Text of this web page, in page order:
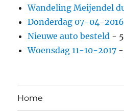
Wandeling Meijendel
Donderdag 07-04-2016
Nieuwe auto besteld -
Woensdag 11-10-2017 -
Home